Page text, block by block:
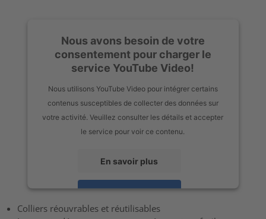
Nous avons besoin de votre
consentement pour charger le
service YouTube Video!
Nous utilisons YouTube Video pour intégrer certains
contenus susceptibles de collecter des données sur
votre activité. Veuillez consulter les détails et accepter
le service pour voir ce contenu.
En savoir plus
Accepter
powered byUsercentrics Consent Management Platform
Colliers réouvrables et réutilisables